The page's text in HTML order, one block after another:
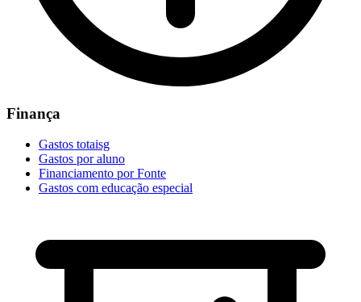
Finança
Gastos totaisg
Gastos por aluno
Financiamento por Fonte
Gastos com educação especial